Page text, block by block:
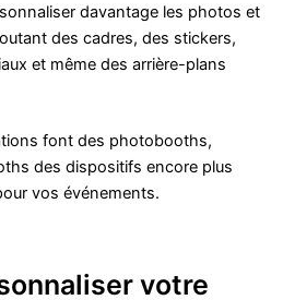
davantage les photos et
des cadres, des stickers,
et même des arrière-plans
font des photobooths,
des dispositifs encore plus
vos événements.
votre